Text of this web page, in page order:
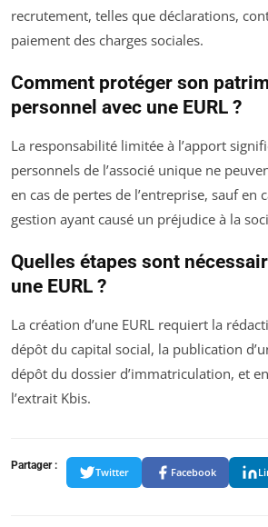
recrutement, telles que déclarations,
paiement des charges sociales.
Comment protéger son
personnel avec une EURL ?
La responsabilité limitée à l’apport
personnels de l’associé unique ne
en cas de pertes de l’entreprise, sauf en
gestion ayant causé un préjudice à la
Quelles étapes sont
une EURL ?
La création d’une EURL requiert la
dépôt du capital social, la publication
dépôt du dossier d’immatriculation, et
l’extrait Kbis.
Partager :
Twitter Facebook